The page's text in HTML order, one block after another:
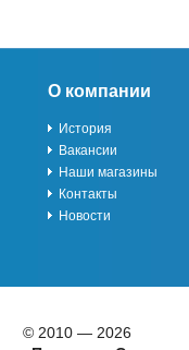
О компании
История
Вакансии
Наши магазины
Контакты
Новости
© 2010 — 2026